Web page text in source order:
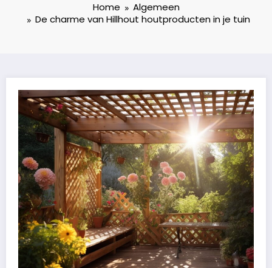
Home
Algemeen
De charme van Hillhout houtproducten in je tuin